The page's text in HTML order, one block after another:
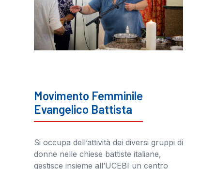
Movimento Femminile
Evangelico Battista
Si occupa dell’attività dei diversi gruppi di
donne nelle chiese battiste italiane,
gestisce insieme all’UCEBI un centro